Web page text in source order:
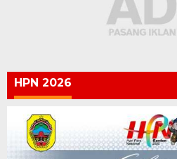
HPN 2026